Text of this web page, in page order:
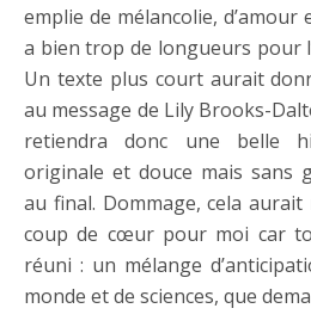
emplie de mélancolie, d’amour
a bien trop de longueurs pour
Un texte plus court aurait
au message de Lily Brooks-
retiendra donc une belle
originale et douce mais sans
au final. Dommage, cela
coup de cœur pour moi car
réuni : un mélange
monde et de sciences, que